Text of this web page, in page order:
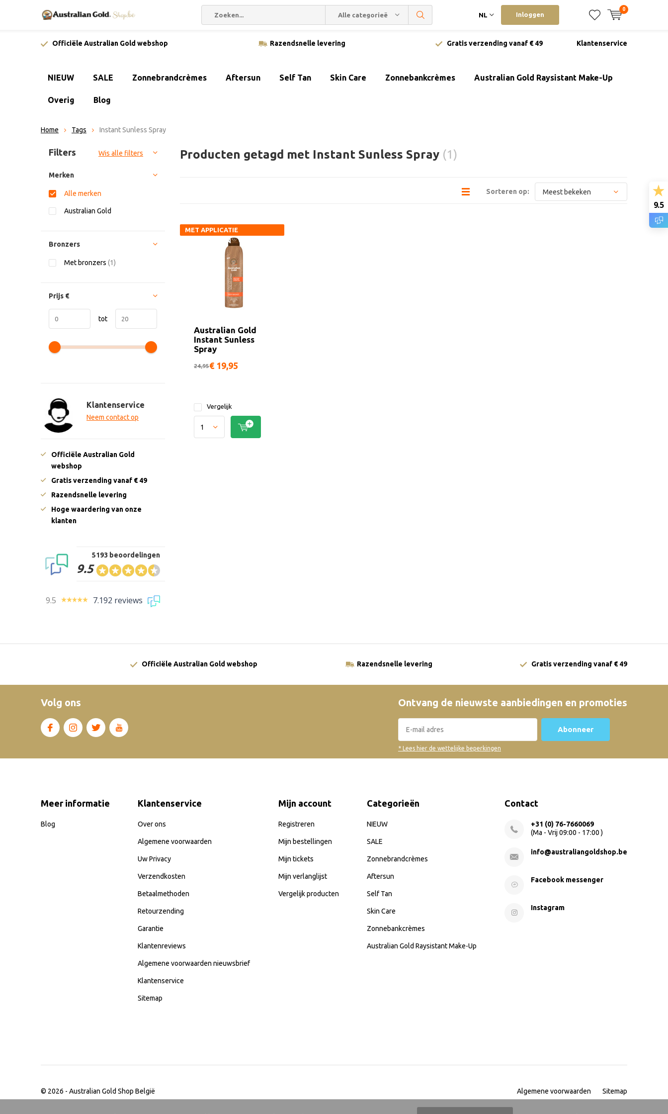
Alle categorieën NL Inloggen
0
Officiële Australian Gold webshop Razendsnelle levering Gratis verzending vanaf € 49 Klantenservice
NIEUW SALE Zonnebrandcrèmes Aftersun Self Tan Skin Care Zonnebankcrèmes Australian Gold Raysistant Make-Up
Overig Blog
Home Tags Instant Sunless Spray
Producten getagd met Instant Sunless Spray (1)
Sorteren op:
Australian Gold
Instant Sunless
Spray
MET APPLICATIE
HANDSCHOEN
24,95€ 19,95
Vergelijk
Sorteren op:
Filters Wis alle filters
Merken
Alle merken
Australian Gold
Bronzers
Met bronzers (1)
Prijs €
tot
Klantenservice
Neem contact op
Officiële Australian Gold
webshop
Gratis verzending vanaf € 49
Razendsnelle levering
Hoge waardering van onze
klanten
9.5
5193 beoordelingen
9.5 7.192 reviews
Officiële Australian Gold webshop Razendsnelle levering Gratis verzending vanaf € 49
Volg ons Ontvang de nieuwste aanbiedingen en promoties
Abonneer
* Lees hier de wettelijke beperkingen
Meer informatie
Blog
Klantenservice
Over ons
Algemene voorwaarden
Uw Privacy
Verzendkosten
Betaalmethoden
Retourzending
Garantie
Klantenreviews
Algemene voorwaarden nieuwsbrief
Klantenservice
Sitemap
Mijn account
Registreren
Mijn bestellingen
Mijn tickets
Mijn verlanglijst
Vergelijk producten
Categorieën
NIEUW
SALE
Zonnebrandcrèmes
Aftersun
Self Tan
Skin Care
Zonnebankcrèmes
Australian Gold Raysistant Make-Up
Contact
+31 (0) 76-7660069
(Ma - Vrij 09:00 - 17:00 )
info@australiangoldshop.be
Facebook messenger
Instagram
© 2026 - Australian Gold Shop België Algemene voorwaarden Sitemap
9.5